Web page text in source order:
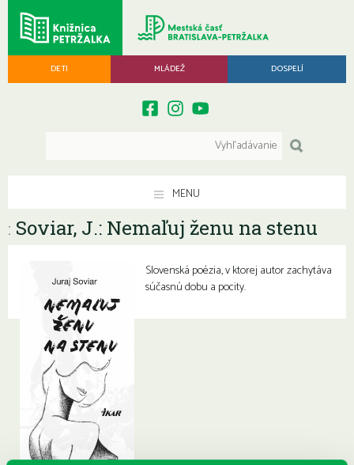
DETI MLÁDEŽ DOSPELÍ
MENU
: Soviar, J.: Nemaľuj ženu na stenu
Slovenská poézia, v ktorej autor zachytáva
súčasnú dobu a pocity.